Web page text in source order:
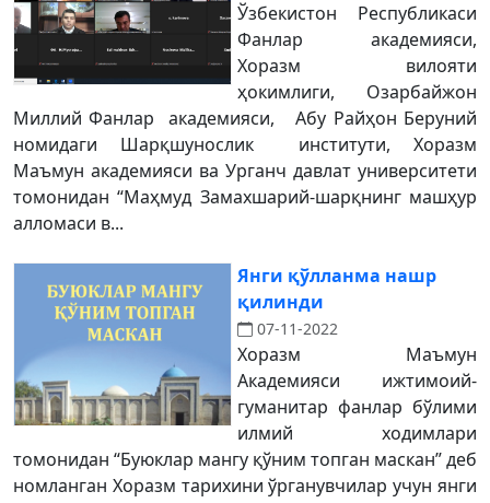
Ўзбекистон Республикаси
Фанлар академияси,
Хоразм вилояти
ҳокимлиги, Озарбайжон
Миллий Фанлар академияси, Абу Райҳон Беруний
номидаги Шарқшунослик институти, Хоразм
Маъмун академияси ва Урганч давлат университети
томонидан “Маҳмуд Замахшарий-шарқнинг машҳур
алломаси в...
Янги қўлланма нашр
қилинди
07-11-2022
Хоразм Маъмун
Академияси ижтимоий-
гуманитар фанлар бўлими
илмий ходимлари
томонидан “Буюклар мангу қўним топган маскан” деб
номланган Хоразм тарихини ўрганувчилар учун янги